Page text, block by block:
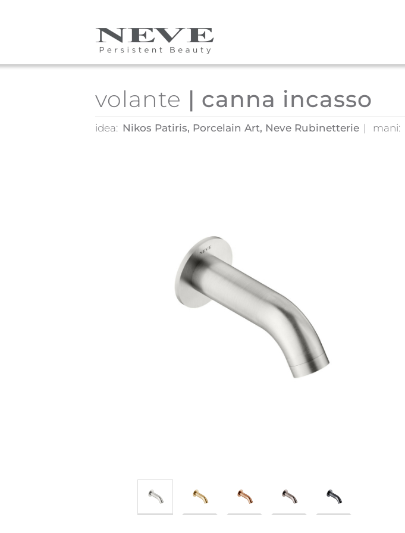
Skip to main content
volante | canna incasso
idea: Nikos Patiris, Porcelain Art, Neve Rubinetterie mani: